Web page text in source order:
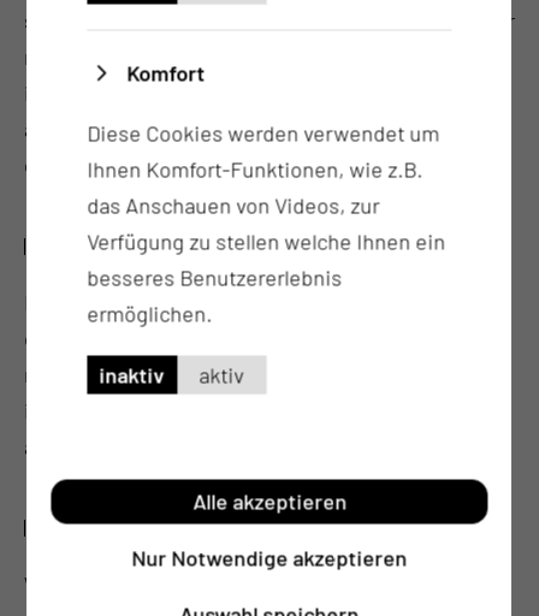
storage, predictions, content visualization, and user
management. After composition and
implementation, we evaluated the new system
architecture against the initial requirements by
enabling self-service reporting to the users.
DISCUSSION
By modularizing the monolithic application and
creating a more flexible system, the challenges of
rapidly changing requirements, growing need for
information, and high administrative efforts were
addressed.
CONCLUSION
We demonstrated an improved adaptation towards
Komfort
Diese Cookies werden verwendet um
Ihnen Komfort-Funktionen, wie z.B.
das Anschauen von Videos, zur
Verfügung zu stellen welche Ihnen ein
besseres Benutzererlebnis
ermöglichen.
inaktiv aktiv
Alle akzeptieren
Nur Notwendige akzeptieren